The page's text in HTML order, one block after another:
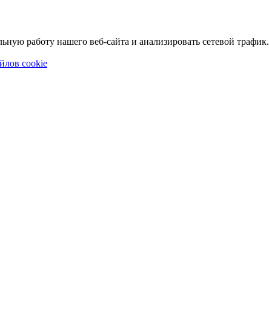
работу нашего веб-сайта и анализировать сетевой трафик.
cookie